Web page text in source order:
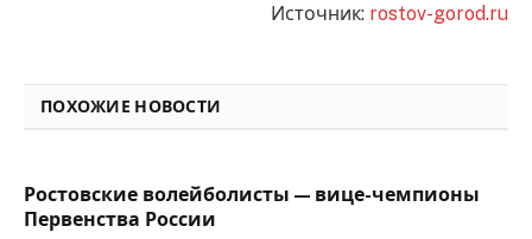
Источник: rostov-gorod.ru
ПОХОЖИЕ НОВОСТИ
Ростовские волейболисты — вице-чемпионы
Первенства России